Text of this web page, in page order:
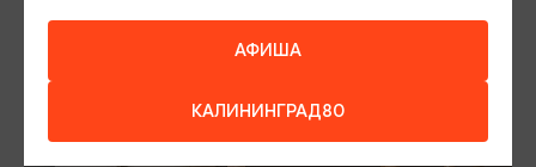
АФИША
КАЛИНИНГРАД80